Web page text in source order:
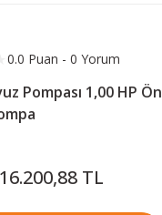
0.0 Puan - 0 Yorum
Pompası 1,00 HP Ön
TL